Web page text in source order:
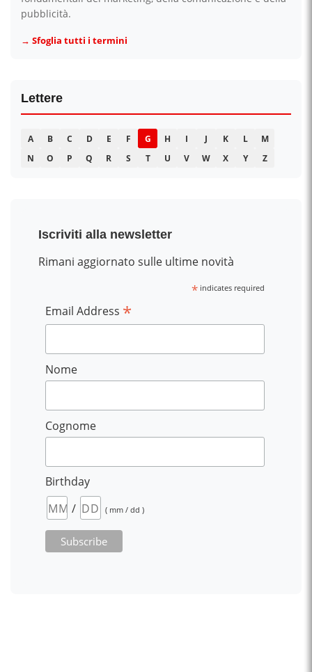
pubblicità.
→ Sfoglia tutti i termini
Lettere
A B C D E F G H I J K L
M
N
O P Q R S T U V W X Y Z
Iscriviti alla newsletter
Rimani aggiornato sulle ultime novità
*indicates required
Email Address *
Nome
Cognome
Birthday
/
( mm / dd )